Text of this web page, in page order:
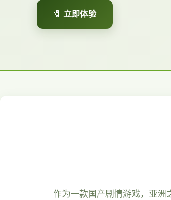
🧷 立即体验
作为一款国产剧情游戏，亚洲